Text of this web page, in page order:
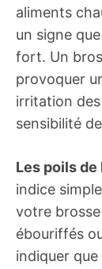
aliments
un signe
fort. Un
provoquer
irritation
sensibilité
Les poils de
indice
votre
ébouriffés
indiquer